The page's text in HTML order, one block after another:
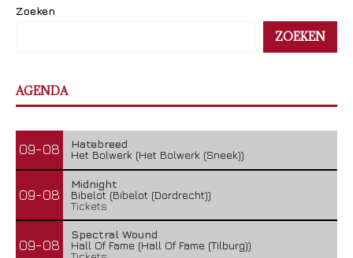
Zoeken
ZOEKEN
AGENDA
09-08
Hatebreed
Het Bolwerk (Het Bolwerk (Sneek))
09-08
Midnight
Bibelot (Bibelot (Dordrecht))
Tickets
09-08
Spectral Wound
Hall Of Fame (Hall Of Fame (Tilburg))